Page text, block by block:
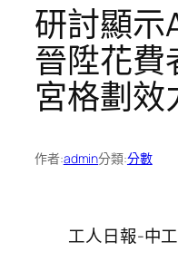
研討顯示
晉陞花費
宮格劃效
作者:admin分類:分數
工人日報-中